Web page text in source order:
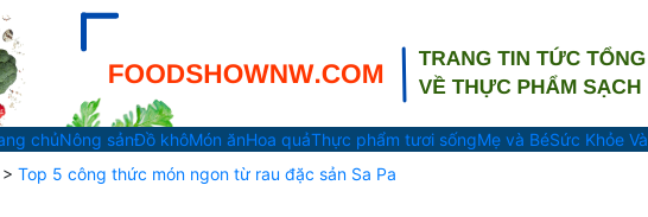
chủNông sảnĐồ khôMón ănHoa quảThực phẩm tươi sốngMẹ và BéSức Khỏe
> Top 5 công thức món ngon từ rau đặc sản Sa Pa